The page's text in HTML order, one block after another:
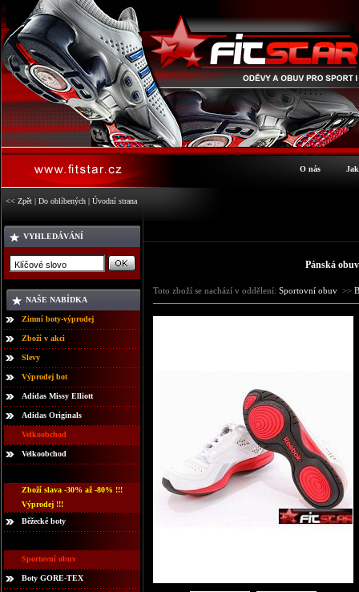
O nás
<< Zpět | Do oblíbených | Úvodní strana
VYHLEDÁVÁNÍ
NAŠE NABÍDKA
Zimní boty-výprodej
Zboží v akci
Slevy
Výprodej bot
Adidas Missy Elliott
Adidas Originals
Velkoobchod
Velkoobchod
Zboží slava -30% až -80% !!!
Výprodej !!!
Běžecké boty
Sportovní obuv
Boty GORE-TEX
Pánská
Toto zboží se nachází v oddělení: Sportovní obuv >>